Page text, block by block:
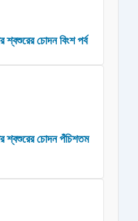
চোদন বিংশ পর্ব
শ্বশুরের চোদন পঁচিশতম